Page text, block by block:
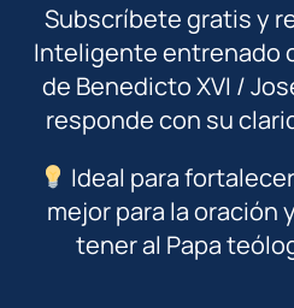
Subscríbete gratis y
Inteligente entrenado
de Benedicto XVI /
responde con su
Ideal para
mejor para la oración
tener al Papa